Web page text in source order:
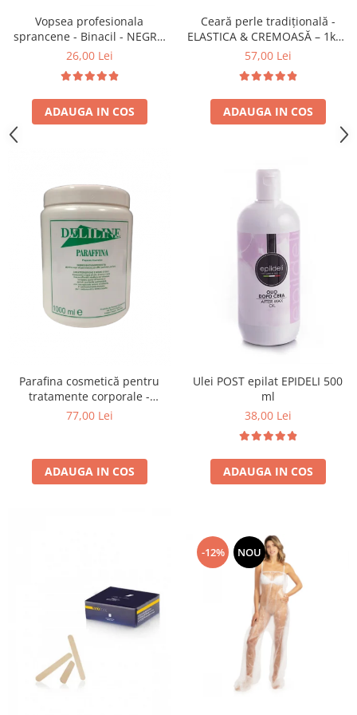
Vopsea profesionala
sprancene - Binacil - NEGRU
ALABASTRUI
26,00 Lei
ADAUGA IN COS
Ceară perle tradițională -
ELASTICA & CREMOASĂ – 1kg -
EPIDELI - Emmeci Cosmetici -
57,00 Lei
ADAUGA IN COS
Parafina cosmetică pentru
tratamente corporale -
DELILINE - 1L
77,00 Lei
ADAUGA IN COS
Ulei POST epilat EPIDELI 500
ml
38,00 Lei
ADAUGA IN COS
-12% NOU